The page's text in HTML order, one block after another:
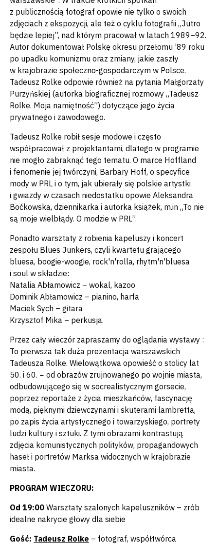
z publicznością fotograf opowie nie tylko o swoich
zdjęciach z ekspozycji, ale też o cyklu fotografii „Jutro
będzie lepiej”, nad którym pracował w latach 1989–92.
Autor dokumentował Polskę okresu przełomu ’89 roku
po upadku komunizmu oraz zmiany, jakie zaszły
w krajobrazie społeczno-gospodarczym w Polsce.
Tadeusz Rolke odpowie również na pytania Małgorzaty
Purzyńskiej (autorka biograficznej rozmowy „Tadeusz
Rolke. Moja namiętność”) dotyczące jego życia
prywatnego i zawodowego.
Tadeusz Rolke robił sesje modowe i często
współpracował z projektantami, dlatego w programie
nie mogło zabraknąć tego tematu. O marce Hoffland
i fenomenie jej twórczyni, Barbary Hoff, o specyfice
mody w PRL i o tym, jak ubierały się polskie artystki
i gwiazdy w czasach niedostatku opowie Aleksandra
Boćkowska, dziennikarka i autorka książek, m.in „To nie
są moje wielbłądy. O modzie w PRL”.
Ponadto warsztaty z robienia kapeluszy i koncert
zespołu Blues Junkers, czyli kwartetu grającego
bluesa, boogie-woogie, rock'n'rolla, rhytm'n'bluesa
i soul w składzie:
Natalia Abłamowicz – wokal, kazoo
Dominik Abłamowicz – pianino, harfa
Maciek Sych – gitara
Krzysztof Mika – perkusja.
Przez cały wieczór zapraszamy do oglądania wystawy :
To pierwsza tak duża prezentacja warszawskich
Tadeusza Rolke. Wielowątkowa opowieść o stolicy lat
50. i 60. − od obrazów zrujnowanego po wojnie miasta,
odbudowującego się w socrealistycznym gorsecie,
poprzez reportaże z życia mieszkańców, fascynację
modą, pięknymi dziewczynami i skuterami lambretta,
po zapis życia artystycznego i towarzyskiego, portrety
ludzi kultury i sztuki. Z tymi obrazami kontrastują
zdjęcia komunistycznych polityków, propagandowych
haseł i portretów Marksa widocznych w krajobrazie
miasta.
PROGRAM WIECZORU:
Od 19:00 Warsztaty szalonych kapeluszników – zrób
idealne nakrycie głowy dla siebie
Gość: Tadeusz Rolke – fotograf, współtwórca